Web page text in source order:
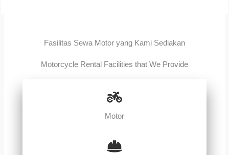
Fasilitas Sewa Motor yang Kami Sediakan
Motorcycle Rental Facilities that We Provide
Motor